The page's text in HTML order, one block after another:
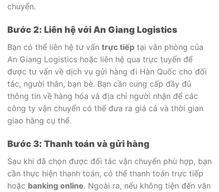
chuyển.
Bước 2: Liên hệ với An Giang Logistics
Bạn có thể liên hệ tư vấn trực tiếp tại văn phòng của
An Giang Logistics hoặc liên hệ qua trực tuyến để
được tư vấn về dịch vụ gửi hàng đi Hàn Quốc cho đối
tác, người thân, bạn bè. Bạn cần cung cấp đầy đủ
thông tin về hàng hóa và địa chỉ người nhận để các
công ty vận chuyển có thể đưa ra giá cả và thời gian
giao hàng cụ thể.
Bước 3: Thanh toán và gửi hàng
Sau khi đã chọn được đối tác vận chuyển phù hợp, bạn
cần thực hiện thanh toán, có thể thanh toán trực tiếp
hoặc banking online. Ngoài ra, nếu không tiện đến văn